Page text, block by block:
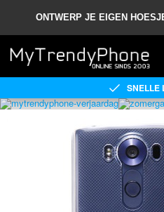
ONTWERP JE EIGEN
SNELLE